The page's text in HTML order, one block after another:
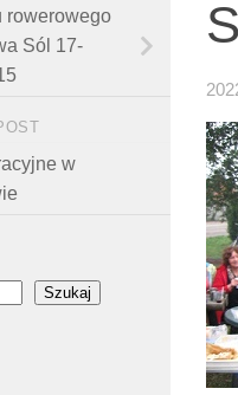
rowerowego
Sól 17-
w
Szukaj